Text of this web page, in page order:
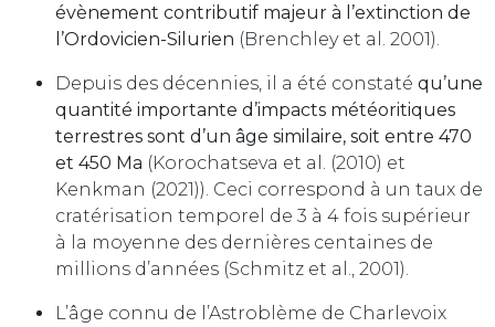
évènement contributif majeur à l’extinction de
l’Ordovicien-Silurien (Brenchley et al. 2001).
Depuis des décennies, il a été constaté qu’une
quantité importante d’impacts météoritiques
terrestres sont d’un âge similaire, soit entre 470
et 450 Ma (Korochatseva et al. (2010) et
Kenkman (2021)). Ceci correspond à un taux de
cratérisation temporel de 3 à 4 fois supérieur
à la moyenne des dernières centaines de
millions d’années (Schmitz et al., 2001).
L’âge connu de l’Astroblème de Charlevoix